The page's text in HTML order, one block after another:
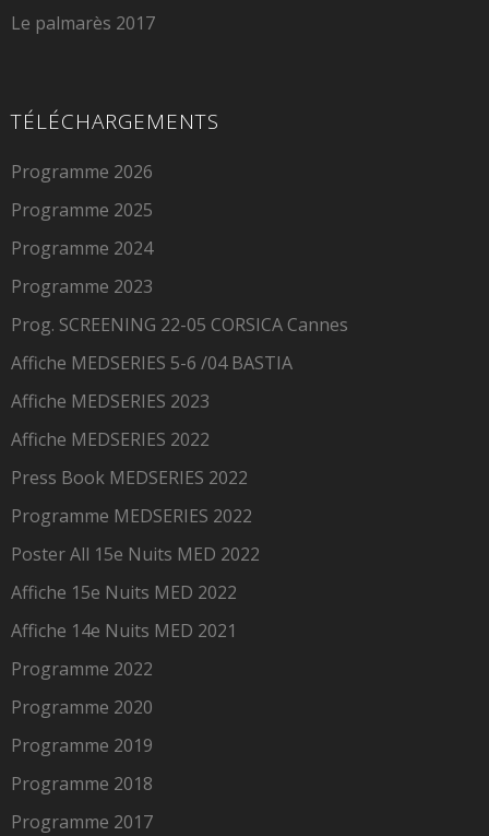
Le palmarès 2017
TÉLÉCHARGEMENTS
Programme 2026
Programme 2025
Programme 2024
Programme 2023
Prog. SCREENING 22-05 CORSICA Cannes
Affiche MEDSERIES 5-6 /04 BASTIA
Affiche MEDSERIES 2023
Affiche MEDSERIES 2022
Press Book MEDSERIES 2022
Programme MEDSERIES 2022
Poster All 15e Nuits MED 2022
Affiche 15e Nuits MED 2022
Affiche 14e Nuits MED 2021
Programme 2022
Programme 2020
Programme 2019
Programme 2018
Programme 2017